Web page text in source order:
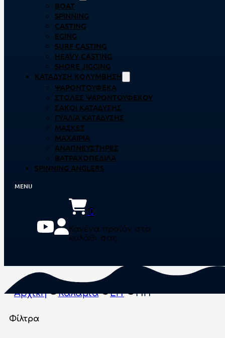
BOAT
SPINNING
CASTING
EGING
SURF CASTING
HEAVY CASTING
SHORE JIGGING
ΚΑΤΆΔΥΣΗ ΚΟΛΎΜΒΗΣΗ
ΨΑΡΟΝΤΟΎΦΕΚΑ
ΣΤΟΛΈΣ ΨΑΡΟΝΤΟΎΦΕΚΟΥ
ΣΆΚΟΙ ΚΑΤΆΔΥΣΗΣ
ΓΥΑΛΙΆ ΚΑΤΆΔΥΣΗΣ
ΜΆΣΚΕΣ
ΜΑΧΑΊΡΙΑ
ΑΝΑΠΝΕΥΣΤΉΡΕΣ
ΒΑΤΡΑΧΟΠΈΔΙΛΑ
SPINNING ANGLERS
0
Κανένα προϊόν στο
καλάθι σας.
Αρχική Καλάμια Lrf Hrf
Φίλτρα